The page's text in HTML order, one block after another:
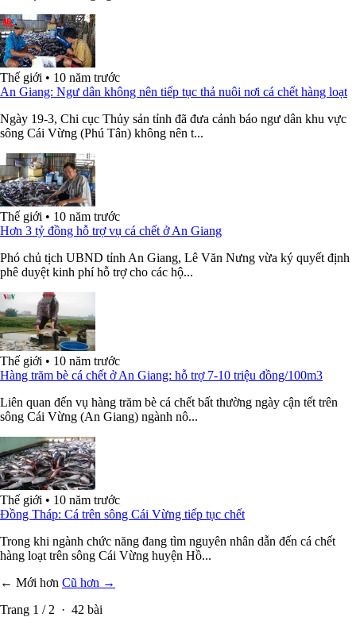
Thế giới • 10 năm trước
An Giang: Ngư dân không nên tiếp tục thả nuôi nơi cá chết hàng loạt
Ngày 19-3, Chi cục Thủy sản tỉnh đã đưa cảnh báo ngư dân khu vực
sông Cái Vừng (Phú Tân) không nên t...
Thế giới • 10 năm trước
Hơn 3 tỷ đồng hỗ trợ vụ cá chết ở An Giang
Phó chủ tịch UBND tỉnh An Giang, Lê Văn Nưng vừa ký quyết định
phê duyệt kinh phí hỗ trợ cho các hộ...
Thế giới • 10 năm trước
Hàng trăm bè cá chết ở An Giang: hỗ trợ 7-10 triệu đồng/100m3
Liên quan đến vụ hàng trăm bè cá chết bất thường ngày cận tết trên
sông Cái Vừng (An Giang) ngành nô...
Thế giới • 10 năm trước
Đồng Tháp: Cá trên sông Cái Vừng tiếp tục chết
Trong khi ngành chức năng đang tìm nguyên nhân dẫn đến cá chết
hàng loạt trên sông Cái Vừng huyện Hồ...
← Mới hơn Cũ hơn →
Trang 1 / 2 · 42 bài